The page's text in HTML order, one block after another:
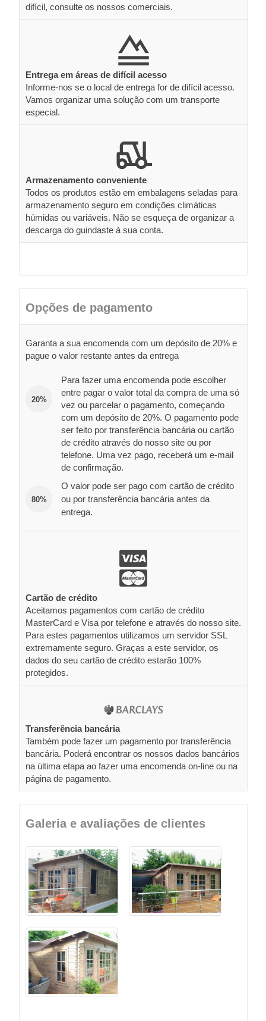
difícil, consulte os nossos comerciais.
Entrega em áreas de difícil acesso
Informe-nos se o local de entrega for de difícil acesso.
Vamos organizar uma solução com um transporte
especial.
Armazenamento conveniente
Todos os produtos estão em embalagens seladas para
armazenamento seguro em condições climáticas
húmidas ou variáveis. Não se esqueça de organizar a
descarga do guindaste à sua conta.
Opções de pagamento
Garanta a sua encomenda com um depósito de 20% e
pague o valor restante antes da entrega
20%
Para fazer uma encomenda pode escolher
entre pagar o valor total da compra de uma só
vez ou parcelar o pagamento, começando
com um depósito de 20%. O pagamento pode
ser feito por transferência bancária ou cartão
de crédito através do nosso site ou por
telefone. Uma vez pago, receberá um e-mail
de confirmação.
80%
O valor pode ser pago com cartão de crédito
ou por transferência bancária antes da
entrega.
Cartão de crédito
Aceitamos pagamentos com cartão de crédito
MasterCard e Visa por telefone e através do nosso site.
Para estes pagamentos utilizamos um servidor SSL
extremamente seguro. Graças a este servidor, os
dados do seu cartão de crédito estarão 100%
protegidos.
Transferência bancária
Também pode fazer um pagamento por transferência
bancária. Poderá encontrar os nossos dados bancários
na última etapa ao fazer uma encomenda on-line ou na
página de pagamento.
Galeria e avaliações de clientes